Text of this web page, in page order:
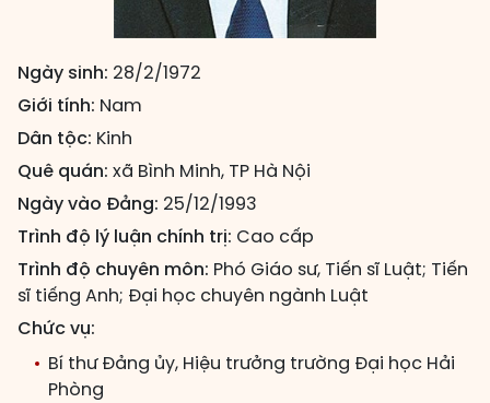
Ngày sinh: 28/2/1972
Giới tính: Nam
Dân tộc: Kinh
Quê quán: xã Bình Minh, TP Hà Nội
Ngày vào Đảng: 25/12/1993
Trình độ lý luận chính trị: Cao cấp
Trình độ chuyên môn: Phó Giáo sư, Tiến sĩ Luật; Tiến
sĩ tiếng Anh; Đại học chuyên ngành Luật
Chức vụ:
Bí thư Đảng ủy, Hiệu trưởng trường Đại học Hải
Phòng